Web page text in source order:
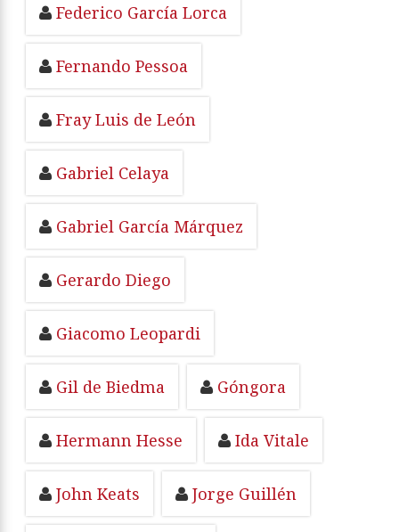
Federico García Lorca
Fernando Pessoa
Fray Luis de León
Gabriel Celaya
Gabriel García Márquez
Gerardo Diego
Giacomo Leopardi
Gil de Biedma Góngora
Hermann Hesse Ida Vitale
John Keats Jorge Guillén